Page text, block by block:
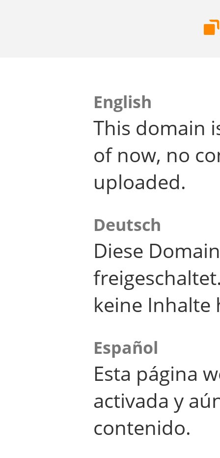
English
This domain
of now, no
uploaded.
Deutsch
Diese
keine Inhalte
Español
Esta página
activada y
contenido.